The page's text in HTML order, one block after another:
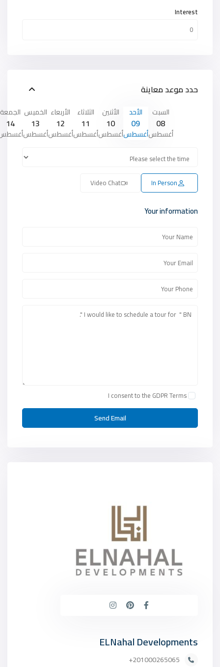
Interest
حدد موعد معاينة
السبت
08
أغسطس
الأحد
09
أغسطس
الأثنين
10
أغسطس
الثلاثاء
11
أغسطس
الأربعاء
12
أغسطس
الخميس
13
أغسطس
الجمعة
14
In Person
Video Chat
Your information
I consent to the GDPR Terms
ELNahal Developments
201000265065+